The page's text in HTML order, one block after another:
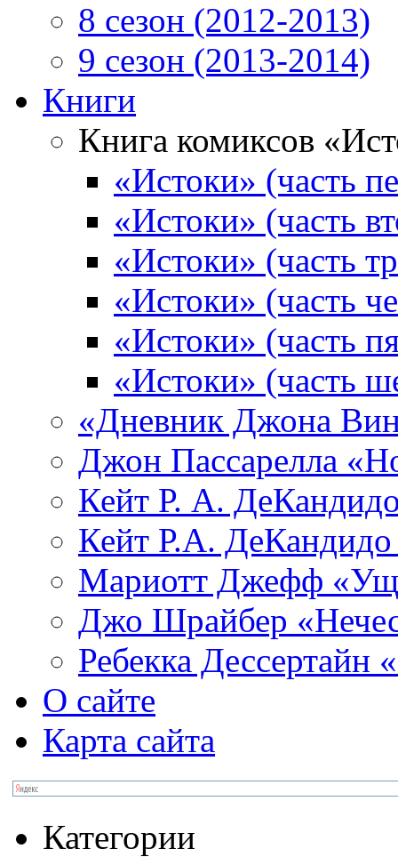
8 сезон (2012-2013)
9 сезон (2013-2014)
Книги
Книга комиксов
«Истоки» (часть
«Истоки» (часть
«Истоки» (часть
«Истоки» (часть
«Истоки» (часть
«Истоки» (часть
«Дневник Джона
Джон Пассарелла
Кейт Р. А.
Кейт Р.А.
Мариотт Джефф
Джо Шрайбер
Ребекка Десcертайн
О сайте
Карта сайта
Категории